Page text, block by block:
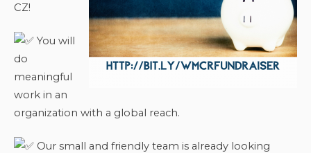
CZ!
You will
do
meaningful
work in an
organization with a global reach.
Our small and friendly team is already looking